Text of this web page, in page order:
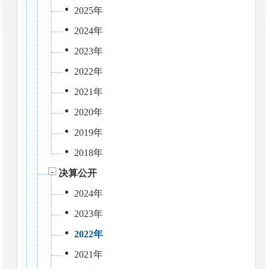
2025年
2024年
2023年
2022年
2021年
2020年
2019年
2018年
决算公开
2024年
2023年
2022年
2021年